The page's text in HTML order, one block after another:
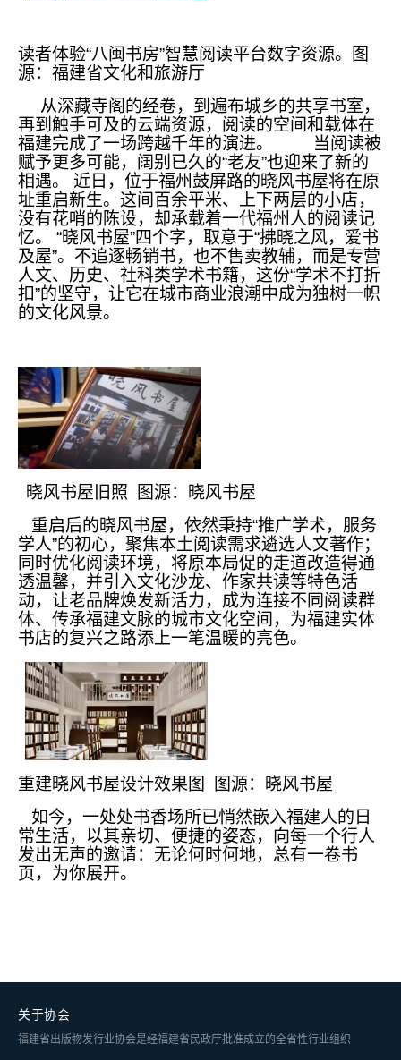
读者体验“八闽书房”智慧阅读平台数字资源。图
源：福建省文化和旅游厅
从深藏寺阁的经卷，到遍布城乡的共享书室，
再到触手可及的云端资源，阅读的空间和载体在
福建完成了一场跨越千年的演进。 当阅读被
赋予更多可能，阔别已久的“老友”也迎来了新的
相遇。 近日，位于福州鼓屏路的晓风书屋将在原
址重启新生。这间百余平米、上下两层的小店，
没有花哨的陈设，却承载着一代福州人的阅读记
忆。 “晓风书屋”四个字，取意于“拂晓之风，爱书
及屋”。不追逐畅销书，也不售卖教辅，而是专营
人文、历史、社科类学术书籍，这份“学术不打折
扣”的坚守，让它在城市商业浪潮中成为独树一帜
的文化风景。
晓风书屋旧照 图源：晓风书屋
重启后的晓风书屋，依然秉持“推广学术，服务
学人”的初心，聚焦本土阅读需求遴选人文著作；
同时优化阅读环境，将原本局促的走道改造得通
透温馨，并引入文化沙龙、作家共读等特色活
动，让老品牌焕发新活力，成为连接不同阅读群
体、传承福建文脉的城市文化空间，为福建实体
书店的复兴之路添上一笔温暖的亮色。
重建晓风书屋设计效果图 图源：晓风书屋
如今，一处处书香场所已悄然嵌入福建人的日
常生活，以其亲切、便捷的姿态，向每一个行人
发出无声的邀请：无论何时何地，总有一卷书
页，为你展开。
关于协会
福建省出版物发行业协会是经福建省民政厅批准成立的全省性行业组织